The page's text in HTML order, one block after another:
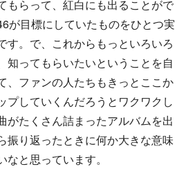
もらって、紅白にも出ることがで
が目標にしていたものをひとつ実
す。で、これからもっといろいろ
知ってもらいたいということを自
、ファンの人たちもきっとここか
プしていくんだろうとワクワクし
がたくさん詰まったアルバムを出
振り返ったときに何か大きな意味
と思っています。